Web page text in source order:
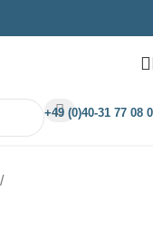
+49 (0)40-31 77 08 0